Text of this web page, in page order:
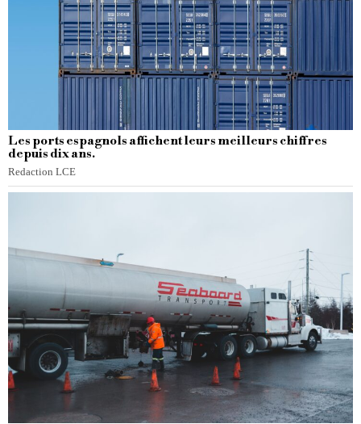
Les ports espagnols affichent leurs meilleurs chiffres
depuis dix ans.
Redaction LCE